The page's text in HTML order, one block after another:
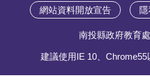
網站資料開放宣告
南投縣政府教育
建議使用IE 10、